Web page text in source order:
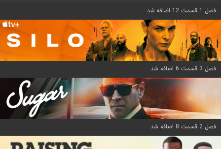
فصل 1 قسمت 12 اضافه شد
فصل 3 قسمت 6 اضافه شد
فصل 2 قسمت 8 اضافه شد